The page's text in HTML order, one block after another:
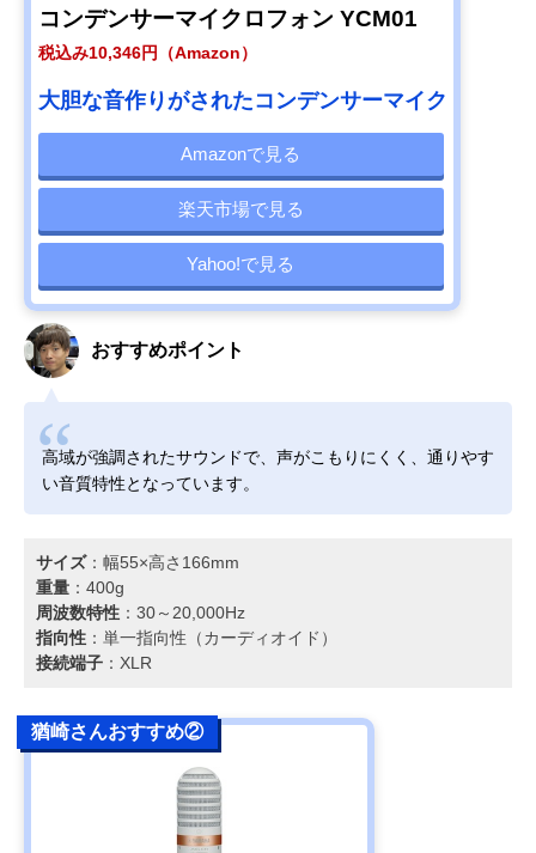
コンデンサーマイクロフォン YCM01
税込み10,346円（Amazon）
大胆な音作りがされたコンデンサーマイク
Amazonで見る
楽天市場で見る
Yahoo!で見る
おすすめポイント
高域が強調されたサウンドで、声がこもりにくく、通りやす
い音質特性となっています。
サイズ：幅55×高さ166mm
重量 ：400g
周波数特性 ：30～20,000Hz
指向性 ：単一指向性（カーディオイド）
接続端子 ：XLR
猶崎さんおすすめ②